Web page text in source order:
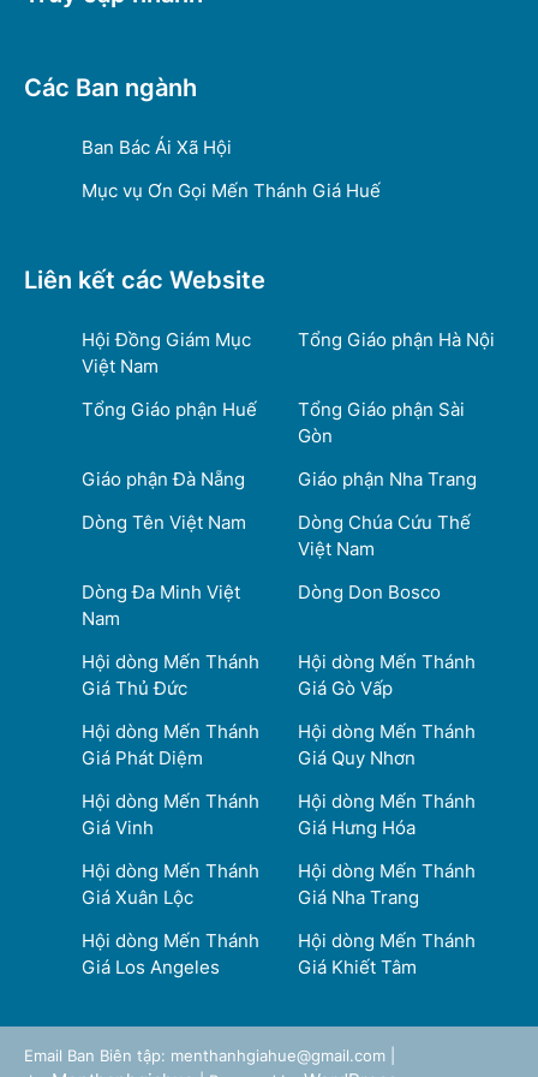
Các Ban ngành
Ban Bác Ái Xã Hội
Mục vụ Ơn Gọi Mến Thánh Giá Huế
Liên kết các Website
Hội Đồng Giám Mục
Việt Nam
Tổng Giáo phận Hà Nội
Tổng Giáo phận Huế
Tổng Giáo phận Sài
Gòn
Giáo phận Đà Nẵng
Giáo phận Nha Trang
Dòng Tên Việt Nam
Dòng Chúa Cứu Thế
Việt Nam
Dòng Đa Minh Việt
Nam
Dòng Don Bosco
Hội dòng Mến Thánh
Giá Thủ Đức
Hội dòng Mến Thánh
Giá Gò Vấp
Hội dòng Mến Thánh
Giá Phát Diệm
Hội dòng Mến Thánh
Giá Quy Nhơn
Hội dòng Mến Thánh
Giá Vinh
Hội dòng Mến Thánh
Giá Hưng Hóa
Hội dòng Mến Thánh
Giá Xuân Lộc
Hội dòng Mến Thánh
Giá Nha Trang
Hội dòng Mến Thánh
Giá Los Angeles
Hội dòng Mến Thánh
Giá Khiết Tâm
Email Ban Biên tập: menthanhgiahue@gmail.com |